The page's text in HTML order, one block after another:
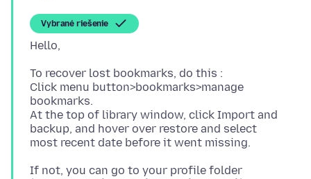
Vybrané riešenie
To recover lost bookmarks, do this :
Click menu button>bookmarks>manage
bookmarks.
At the top of library window, click Import and
backup, and hover over restore and select
If not, you can go to your profile folder